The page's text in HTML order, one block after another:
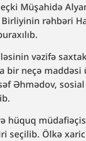
Müşahidə
rəhbəri
vəzifə
bir neçə
Əhmədov,
hüquq
seçilib. Ölkə